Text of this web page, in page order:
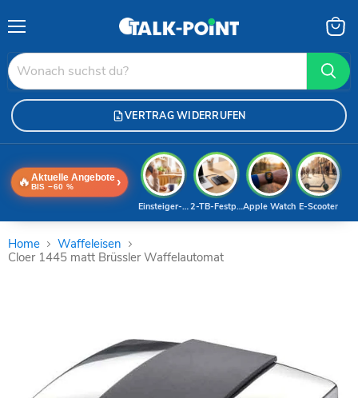
VERTRAG WIDERRUFEN
🔥 Aktuelle Angebote
BIS −60 % ›
E-Scooter
Apple Watch
2-TB-Festplatte
Einsteiger-Handy
Home
Waffeleisen
Cloer 1445 matt Brüssler Waffelautomat